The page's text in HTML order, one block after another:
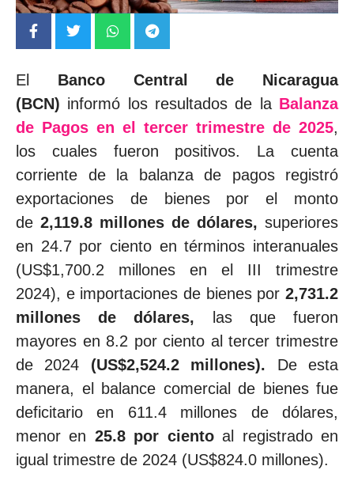
El Banco Central de Nicaragua
(BCN) informó los resultados de la Balanza
de Pagos en el tercer trimestre de 2025,
los cuales fueron positivos. La cuenta
corriente de la balanza de pagos registró
exportaciones de bienes por el monto
de 2,119.8 millones de dólares, superiores
en 24.7 por ciento en términos interanuales
(US$1,700.2 millones en el III trimestre
2024), e importaciones de bienes por 2,731.2
millones de dólares,
las que fueron
mayores en 8.2 por ciento al tercer trimestre
de 2024 (US$2,524.2 millones). De esta
manera, el balance comercial de bienes fue
deficitario en 611.4 millones de dólares,
menor en 25.8 por cientoal registrado en
igual trimestre de 2024 (US$824.0 millones).